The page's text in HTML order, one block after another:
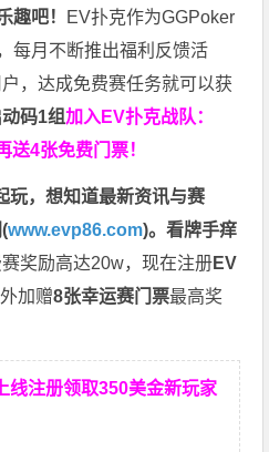
趣吧！ EV扑克作为GGPoker
每月不断推出福利反馈活
，达成免费赛任务就可以获
码1组加入EV扑克战队：
送4张免费门票！
玩，想知道最新资讯与赛
www.evp86.com)。看牌手痒
奖励高达20w，现在注册EV
加赠8张幸运赛门票最高奖
线注册领取350美金新玩家